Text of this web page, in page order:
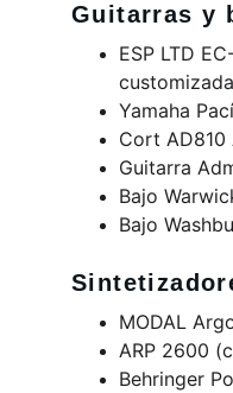
Guitarras y
ESP LTD
Yamaha
Cort AD810
Guitarra
Bajo
Bajo
MODAL
ARP 2600
Behringer